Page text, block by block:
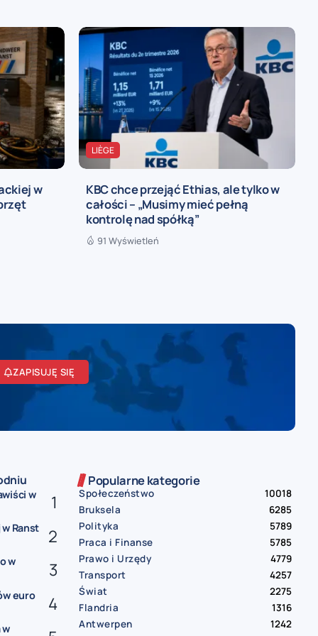
w
LIÈGE
KBC chce przejąć Ethias, ale tylko w
całości – „Musimy mieć pełną
kontrolę nad spółką”
91 Wyświetleń
ZAPISUJĘ SIĘ
w
Ranst
w
euro
Popularne kategorie
Społeczeństwo
10018
Bruksela
6285
Polityka
5789
Praca i Finanse
5785
Prawo i Urzędy
4779
Transport
4257
Świat
2275
Flandria
1316
Antwerpen
1242